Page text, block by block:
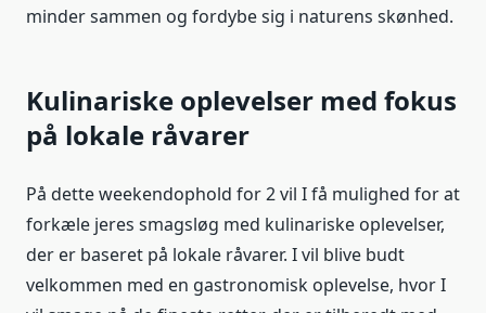
minder sammen og fordybe sig i naturens skønhed.
Kulinariske oplevelser med fokus
på lokale råvarer
På dette weekendophold for 2 vil I få mulighed for at
forkæle jeres smagsløg med kulinariske oplevelser,
der er baseret på lokale råvarer. I vil blive budt
velkommen med en gastronomisk oplevelse, hvor I